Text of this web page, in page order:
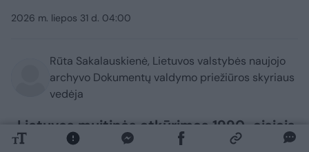
2026 m. liepos 31 d. 04:00
Rūta Sakalauskienė, Lietuvos valstybės naujojo
archyvo Dokumentų valdymo priežiūros skyriaus
vedėja
„Lietuvos muitinės atkūrimas 1990-aisiais
vertinamas kaip drąsus ir labai rizikingas